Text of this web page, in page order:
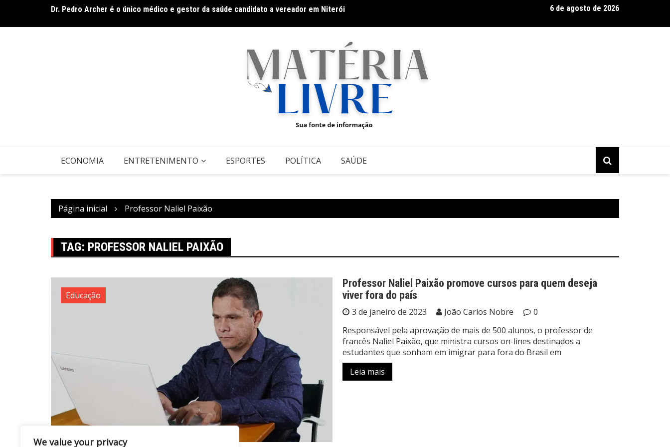
We value your privacy
o
Dr. Pedro Archer é o único médico e gestor da saúde candidato a vereador em Niterói Envelhecimento e cuidado consciente e humanizado: pequenas
6 de agosto de 2026
ECONOMIA ENTRETENIMENTO ESPORTES POLÍTICA SAÚDE
Página inicial Professor Naliel Paixão
TAG: PROFESSOR NALIEL PAIXÃO
Educação
Professor Naliel Paixão promove cursos para quem deseja
viver fora do país
3 de janeiro de 2023 João Carlos Nobre
0
Responsável pela aprovação de mais de 500 alunos, o professor de
francês Naliel Paixão, que ministra cursos on-lines destinados a
estudantes que sonham em imigrar para fora do Brasil em
Leia mais